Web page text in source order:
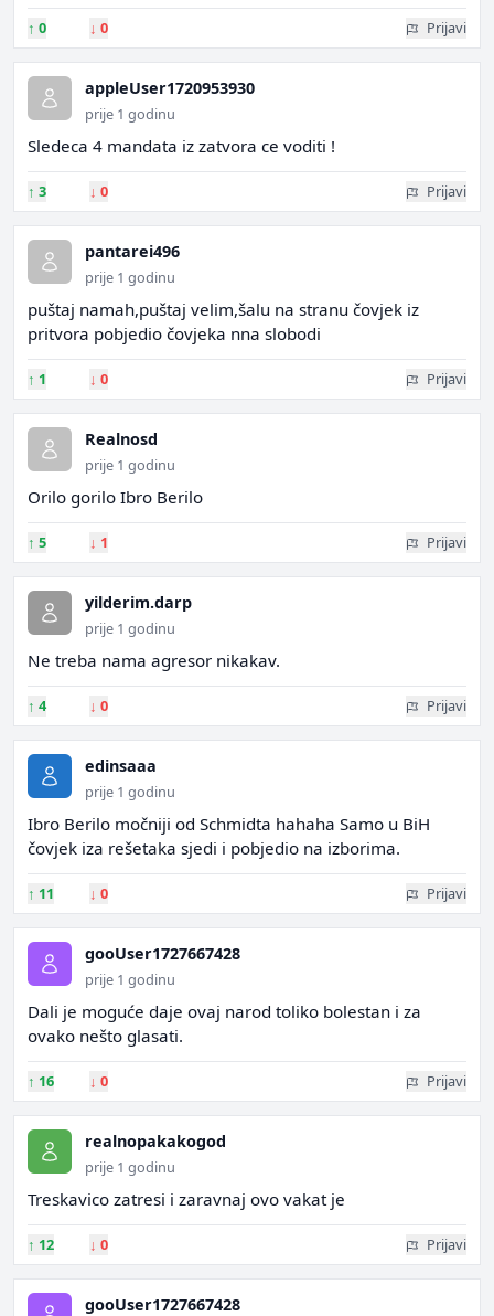
↑ 0 ↓ 0 Prijavi
appleUser1720953930
prije 1 godinu
Sledeca 4 mandata iz zatvora ce voditi !
↑ 3 ↓ 0 Prijavi
pantarei496
prije 1 godinu
puštaj namah,puštaj velim,šalu na stranu čovjek iz
pritvora pobjedio čovjeka nna slobodi
↑ 1 ↓ 0 Prijavi
Realnosd
prije 1 godinu
Orilo gorilo Ibro Berilo
↑ 5 ↓ 1 Prijavi
yilderim.darp
prije 1 godinu
Ne treba nama agresor nikakav.
↑ 4 ↓ 0 Prijavi
edinsaaa
prije 1 godinu
Ibro Berilo močniji od Schmidta hahaha Samo u BiH
čovjek iza rešetaka sjedi i pobjedio na izborima.
↑ 11 ↓ 0 Prijavi
gooUser1727667428
prije 1 godinu
Dali je moguće daje ovaj narod toliko bolestan i za
ovako nešto glasati.
↑ 16 ↓ 0 Prijavi
realnopakakogod
prije 1 godinu
Treskavico zatresi i zaravnaj ovo vakat je
↑ 12 ↓ 0 Prijavi
gooUser1727667428